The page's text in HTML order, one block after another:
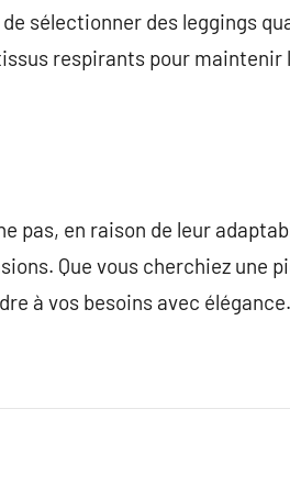
sélectionner des leggings
respirants pour maintenir
pas, en raison de leur
Que vous cherchiez une
à vos besoins avec élégance.